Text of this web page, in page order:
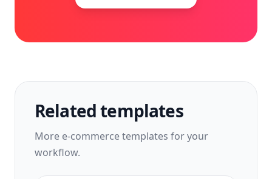
Related templates
More e-commercetemplates for your
workflow.